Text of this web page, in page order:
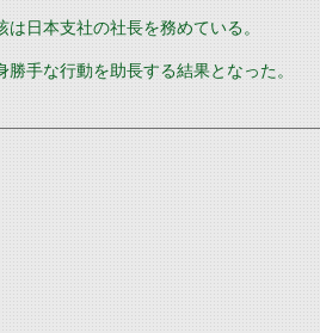
日本支社の社長を務めている。
手な行動を助長する結果となった。